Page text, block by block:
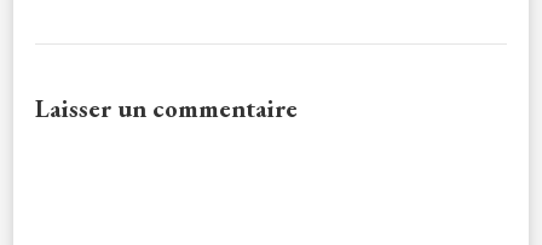
Laisser un commentaire